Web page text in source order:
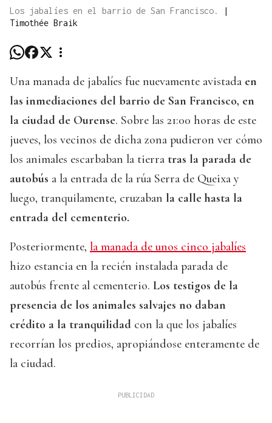
Los jabalíes en el barrio de San Francisco.
|
Timothée Braik
Una manada de jabalíes fue nuevamente avistada en
las inmediaciones del barrio de San Francisco, en
la ciudad de Ourense. Sobre las 21:00 horas de este
jueves, los vecinos de dicha zona pudieron ver cómo
los animales escarbaban la tierra tras la parada de
autobús a la entrada de la rúa Serra de Queixa y
luego, tranquilamente, cruzaban la calle hasta la
entrada del cementerio.
Posteriormente, la manada de unos cinco jabalíes
hizo estancia en la recién instalada parada de
autobús frente al cementerio. Los testigos de la
presencia de los animales salvajes no daban
crédito a la tranquilidad con la que los jabalíes
recorrían los predios, apropiándose enteramente de
la ciudad.